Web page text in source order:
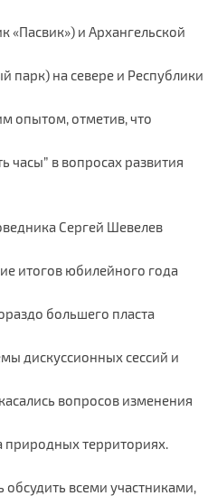
«Пасвик») и Архангельской
парк) на севере и Республики
опытом, отметив, что
часы” в вопросах развития
Сергей Шевелев
итогов юбилейного года
большего пласта
дискуссионных сессий и
вопросов изменения
природных территориях.
обсудить всеми участниками,